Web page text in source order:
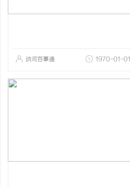
讷河百事通 1970-01-01